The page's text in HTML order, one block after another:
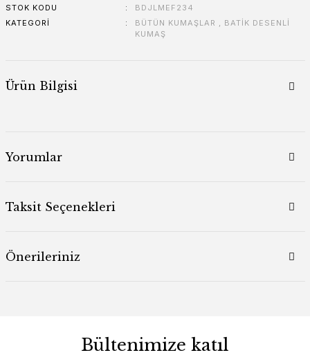
STOK KODU
BDJLMEF234
KATEGORI
BÜTÜN KUMAŞLAR , BATİK DESENLİ
KUMAŞ
Ürün Bilgisi
Yorumlar
Taksit Seçenekleri
Önerileriniz
Bültenimize katıl